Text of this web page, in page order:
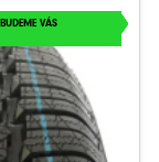
VÁS